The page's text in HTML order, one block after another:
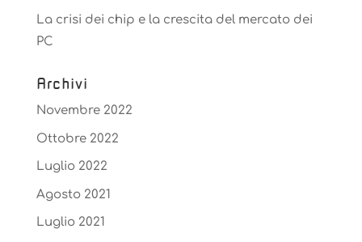
La crisi dei chip e la crescita del mercato dei
PC
Archivi
Novembre 2022
Ottobre 2022
Luglio 2022
Agosto 2021
Luglio 2021